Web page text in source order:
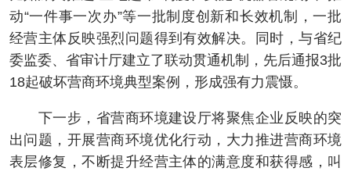
动“一件事一次办”等一批制度创新和长效机制，一批
经营主体反映强烈问题得到有效解决。同时，与省纪
委监委、省审计厅建立了联动贯通机制，先后通报3批
18起破坏营商环境典型案例，形成强有力震慑。
下一步，省营商环境建设厅将聚焦企业反映的突
出问题，开展营商环境优化行动，大力推进营商环境
表层修复，不断提升经营主体的满意度和获得感，叫